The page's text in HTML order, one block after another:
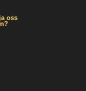
oss